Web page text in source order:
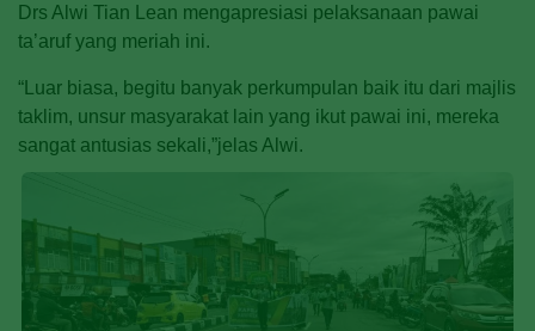
Drs Alwi Tian Lean mengapresiasi pelaksanaan pawai
ta’aruf yang meriah ini.
“Luar biasa, begitu banyak perkumpulan baik itu dari majlis
taklim, unsur masyarakat lain yang ikut pawai ini, mereka
sangat antusias sekali,”jelas Alwi.